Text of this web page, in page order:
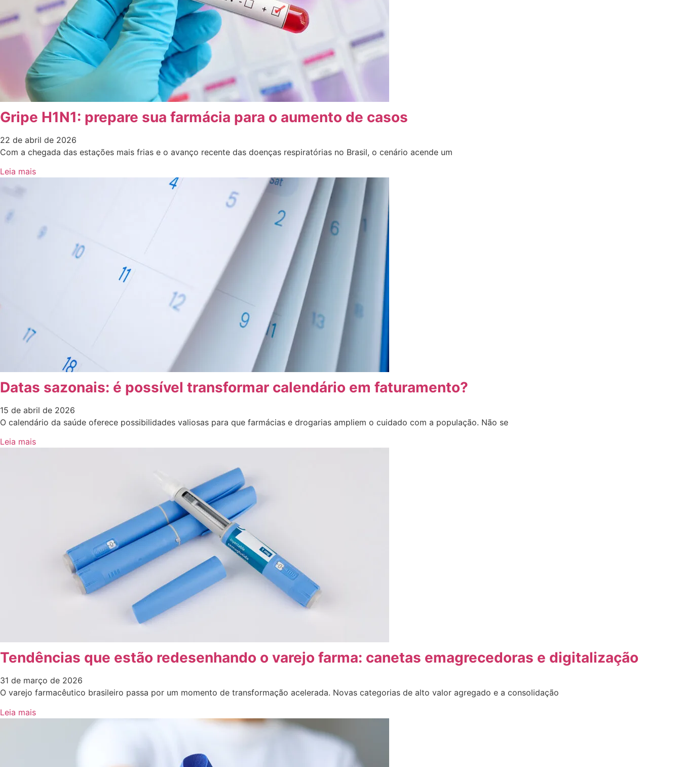
Gripe H1N1: prepare sua farmácia para o aumento de casos
22 de abril de 2026
Com a chegada das estações mais frias e o avanço recente das doenças respiratórias no Brasil, o cenário acende um
Leia mais
Datas sazonais: é possível transformar calendário em faturamento?
15 de abril de 2026
O calendário da saúde oferece possibilidades valiosas para que farmácias e drogarias ampliem o cuidado com a população. Não se
Leia mais
Tendências que estão redesenhando o varejo farma: canetas emagrecedoras e digitalização
31 de março de 2026
O varejo farmacêutico brasileiro passa por um momento de transformação acelerada. Novas categorias de alto valor agregado e a consolidação
Leia mais